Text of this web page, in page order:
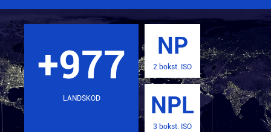
+977
LANDSKOD
NP
2 bokst. ISO
NPL
3 bokst. ISO